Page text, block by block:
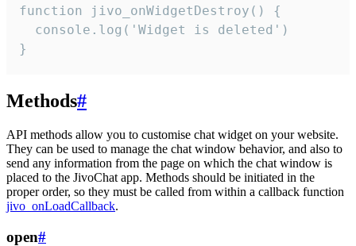
function jivo_onWidgetDestroy() {
  console.log('Widget is deleted')
}
Methods#
API methods allow you to customise chat widget on your website.
They can be used to manage the chat window behavior, and also to
send any information from the page on which the chat window is
placed to the JivoChat app. Methods should be initiated in the
proper order, so they must be called from within a callback function
jivo_onLoadCallback.
open#